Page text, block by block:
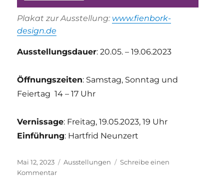
Plakat zur Ausstellung: www.fienbork-
design.de
Ausstellungsdauer: 20.05. – 19.06.2023
Öffnungszeiten: Samstag, Sonntag und
Feiertag 14 – 17 Uhr
Vernissage: Freitag, 19.05.2023, 19 Uhr
Einführung: Hartfrid Neunzert
Veröffentlicht
am
Mai 12, 2023 Kategorien
Ausstellungen
Schreibe einen
Kommentarzu